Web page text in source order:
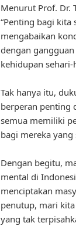
Menurut Prof. Dr.
“Penting bagi
mengabaikan
dengan
kehidupan sehari-
Tak hanya itu,
berperan penting
semua memiliki
bagi mereka
Dengan begitu,
mental di
menciptakan
penutup, mari
yang tak